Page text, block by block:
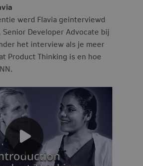
werd Flavia geinterviewd
Developer Advocate bij
het interview als je meer
Product Thinking is en hoe